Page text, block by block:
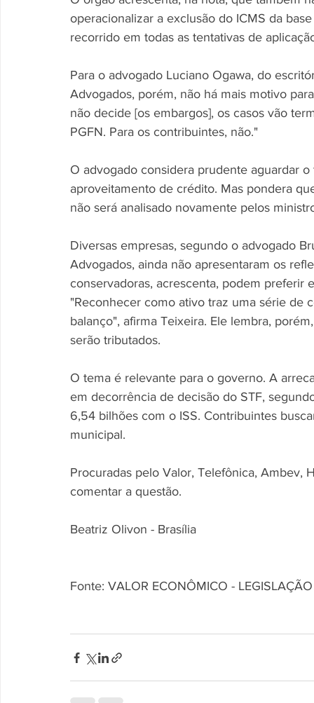
operacionalizar a exclusão do ICMS da
recorrido em todas as tentativas de
Para o advogado Luciano Ogawa, do
Advogados, porém, não há mais motivo
não decide [os embargos], os casos vão
PGFN. Para os contribuintes, não."
O advogado considera prudente aguardar
aproveitamento de crédito. Mas pondera
não será analisado novamente pelos
Diversas empresas, segundo o advogado
Advogados, ainda não apresentaram os
conservadoras, acrescenta, podem preferir
"Reconhecer como ativo traz uma série de
balanço", afirma Teixeira. Ele lembra,
serão tributados.
O tema é relevante para o governo. A
em decorrência de decisão do STF,
6,54 bilhões com o ISS. Contribuintes
municipal.
Procuradas pelo Valor, Telefônica,
comentar a questão.
Beatriz Olivon - Brasília
Fonte: VALOR ECONÔMICO -